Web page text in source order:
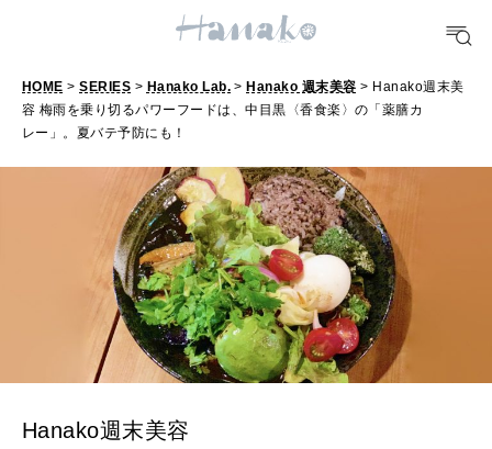
FORTUNE
明日のわたし
[12星座別] Monthly Love Holoscope
女神まり愛のタロットメッセージ
算命学がわかる今月のあなた
HEALTH
自分にやさしく
LEARN
知る、考える
HOME >SERIES > Hanako Lab. > Hanako 週末美容 > Hanako週末美
容 梅雨を乗り切るパワーフードは、中目黒〈香食楽〉の「薬膳カ
レー」。夏バテ予防にも！
Hanako週末美容